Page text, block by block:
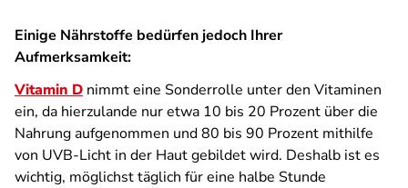
Einige Nährstoffe bedürfen jedoch Ihrer
Aufmerksamkeit:
Vitamin D nimmt eine Sonderrolle unter den Vitaminen
ein, da hierzulande nur etwa 10 bis 20 Prozent über die
Nahrung aufgenommen und 80 bis 90 Prozent mithilfe
von UVB-Licht in der Haut gebildet wird. Deshalb ist es
wichtig, möglichst täglich für eine halbe Stunde